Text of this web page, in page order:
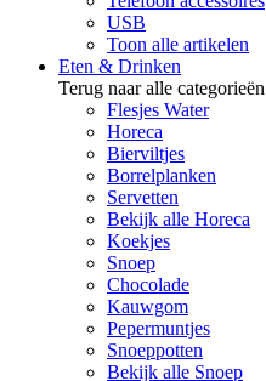
USB
Toon alle artikelen
Eten & Drinken
Terug naar alle categorieën
Flesjes Water
Horeca
Bierviltjes
Borrelplanken
Servetten
Bekijk alle Horeca
Koekjes
Snoep
Chocolade
Kauwgom
Pepermuntjes
Snoeppotten
Bekijk alle Snoep